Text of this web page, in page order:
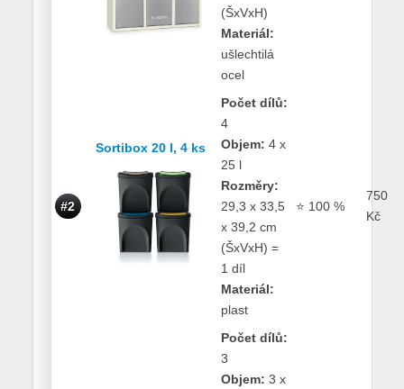
(ŠxVxH)
Materiál:
ušlechtilá
ocel
#2
Sortibox 20 l, 4 ks
Počet dílů:
4
Objem: 4 x
25 l
Rozměry:
29,3 x 33,5
x 39,2 cm
(ŠxVxH) =
1 díl
Materiál:
plast
⭐ 100 %
750
Kč
Počet dílů:
3
Objem: 3 x